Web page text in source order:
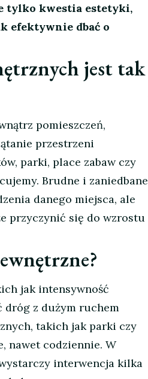
tylko kwestia estetyki,
efektywnie dbać o
jest tak
pomieszczeń,
przestrzeni
parki, place zabaw czy
Brudne i zaniedbane
danego miejsca, ale
przyczynić się do wzrostu
jak intensywność
dróg z dużym ruchem
takich jak parki czy
nawet codziennie. W
interwencja kilka